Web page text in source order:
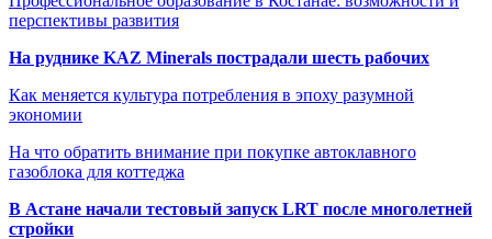
перспективы развития
На руднике KAZ Minerals пострадали шесть рабочих
Как меняется культура потребления в эпоху разумной
экономии
На что обратить внимание при покупке автоклавного
газоблока для коттеджа
В Астане начали тестовый запуск LRT после многолетней
стройки